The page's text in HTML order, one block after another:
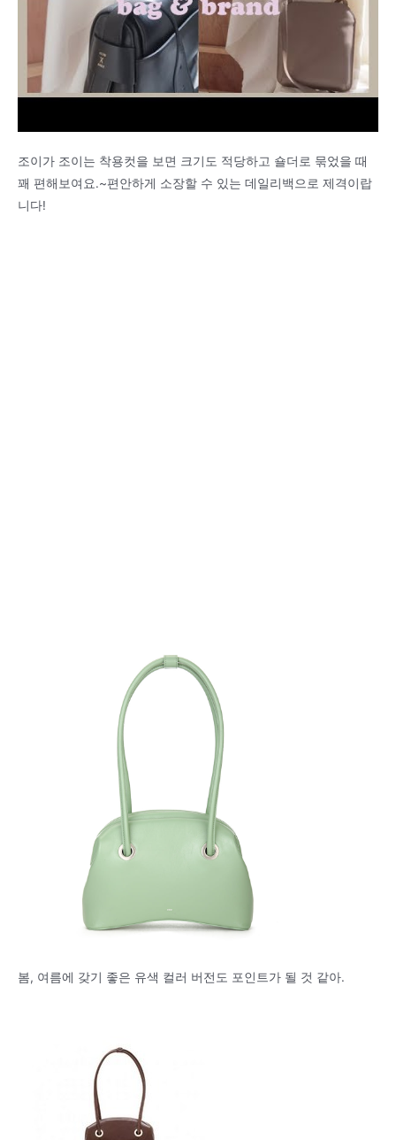
조이가 조이는 착용컷을 보면 크기도 적당하고 숄더로 묶었을 때
꽤 편해보여요.~편안하게 소장할 수 있는 데일리백으로 제격이랍
니다!
봄, 여름에 갖기 좋은 유색 컬러 버전도 포인트가 될 것 같아.